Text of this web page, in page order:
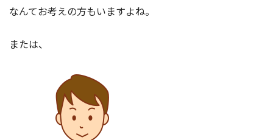
なんてお考えの方もいますよね。
または、